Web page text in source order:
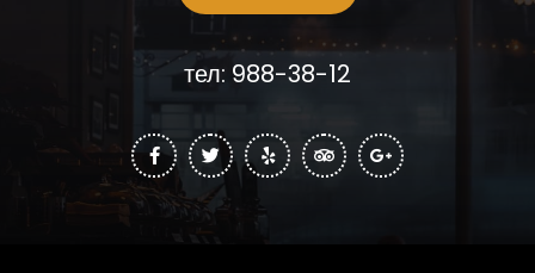
тел: 988-38-12